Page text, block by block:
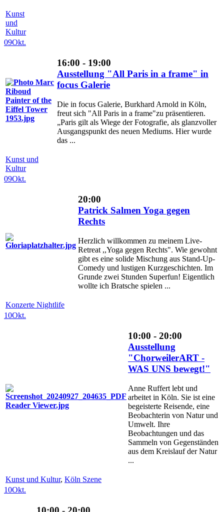
Kunst
und
Kultur
09Okt.
16:00 - 19:00
Ausstellung "All Paris in a frame" in
focus Galerie
Die in focus Galerie, Burkhard Arnold in Köln,
freut sich "All Paris in a frame"zu präsentieren.
„Paris gilt als Wiege der Fotografie, als glanzvoller
Ausgangspunkt des neuen Mediums. Hier wurde
das ...
Kunst und
Kultur
09Okt.
20:00
Patrick Salmen Yoga gegen
Rechts
Herzlich willkommen zu meinem Live-
Retreat ,,Yoga gegen Rechts". Wie gewohnt
gibt es eine solide Mischung aus Stand-Up-
Comedy und lustigen Kurzgeschichten. Im
Grunde zwei Stunden Superfun! Eigentlich
wollte ich Bratsche spielen ...
Konzerte Nightlife
10Okt.
10:00 - 20:00
Ausstellung
"ChorweilerART -
WAS UNS bewegt!"
Anne Ruffert lebt und
arbeitet in Köln. Sie ist eine
begeisterte Reisende, eine
Beobachterin von Natur und
Umwelt. Ihre
Beobachtungen und das
Sammeln von Gegenständen
aus dem Kreislauf der Natur
...
Kunst und Kultur, Köln Szene
10Okt.